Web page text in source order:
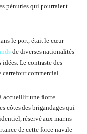
pénuries qui pourraient
le port, était le cœur
de diverses nationalités
idées. Le contraste des
carrefour commercial.
accueillir une flotte
côtes des brigandages qui
réservé aux marins
de cette force navale